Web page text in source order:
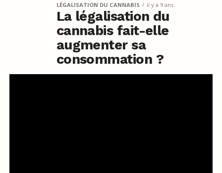
LÉGALISATION DU CANNABIS il y a 9 ans
La légalisation du
cannabis fait-elle
augmenter sa
consommation ?